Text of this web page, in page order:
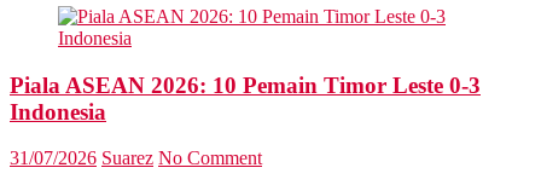
Piala ASEAN 2026: 10 Pemain Timor Leste 0-3
Indonesia
31/07/2026 Suarez No Comment